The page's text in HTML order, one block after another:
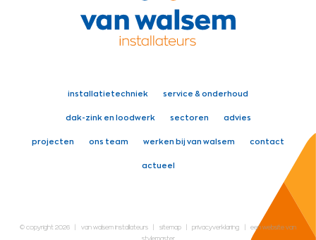
installatietechniek service & onderhoud
dak-zink en loodwerk sectoren advies
projecten ons team werken bij van walsem contact
actueel
© copyright 2026 van walsem installateurs sitemap privacyverklaring
een website van